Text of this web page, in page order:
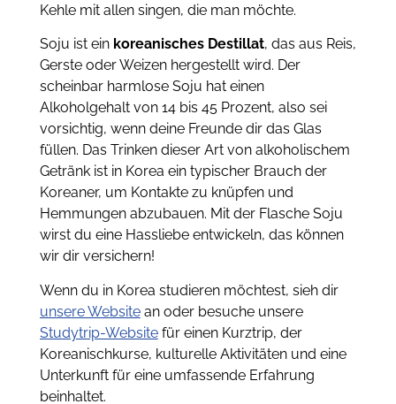
Kehle mit allen singen, die man möchte.
Soju ist ein koreanisches Destillat, das aus Reis,
Gerste oder Weizen hergestellt wird. Der
scheinbar harmlose Soju hat einen
Alkoholgehalt von 14 bis 45 Prozent, also sei
vorsichtig, wenn deine Freunde dir das Glas
füllen. Das Trinken dieser Art von alkoholischem
Getränk ist in Korea ein typischer Brauch der
Koreaner, um Kontakte zu knüpfen und
Hemmungen abzubauen. Mit der Flasche Soju
wirst du eine Hassliebe entwickeln, das können
wir dir versichern!
Wenn du in Korea studieren möchtest, sieh dir
unsere Websitean oder besuche unsere
Studytrip-Websitefür einen Kurztrip, der
Koreanischkurse, kulturelle Aktivitäten und eine
Unterkunft für eine umfassende Erfahrung
beinhaltet.